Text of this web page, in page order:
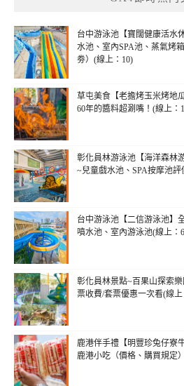
台中游泳池【寶闊健康活水
水池、室內SPA池、蒸氣烤
劵）(線上：10)
草屯美食【老擔烤玉米烤地
60年的醬料超涮嘴！(線上：
彰化員林游泳池【海洋森林
~兒童戲水池、SPA按摩池
台中游泳池【二信游泳池】
噴水池、室內游泳池(線上：
彰化員林景點~百果山探索
票收費/套票優惠一次看(線上
鹿港伴手禮【明豐珍兔仔寮
鹿港小吃（價格、購買規定